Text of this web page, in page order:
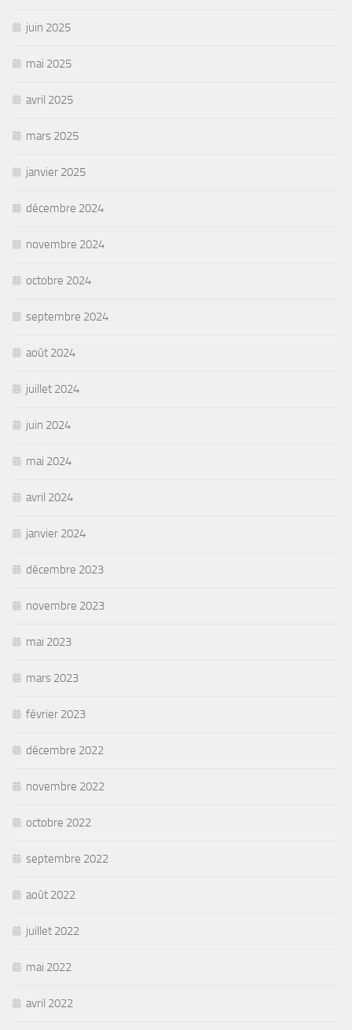
juin 2025
mai 2025
avril 2025
mars 2025
janvier 2025
décembre 2024
novembre 2024
octobre 2024
septembre 2024
août 2024
juillet 2024
juin 2024
mai 2024
avril 2024
janvier 2024
décembre 2023
novembre 2023
mai 2023
mars 2023
février 2023
décembre 2022
novembre 2022
octobre 2022
septembre 2022
août 2022
juillet 2022
mai 2022
avril 2022